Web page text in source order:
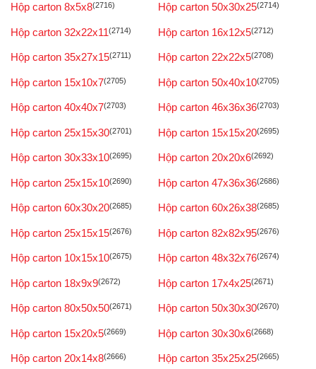
Hộp carton 8x5x8(2716) Hộp carton 50x30x25(2714)
Hộp carton 32x22x11(2714) Hộp carton 16x12x5(2712)
Hộp carton 35x27x15(2711) Hộp carton 22x22x5(2708)
Hộp carton 15x10x7(2705) Hộp carton 50x40x10(2705)
Hộp carton 40x40x7(2703) Hộp carton 46x36x36(2703)
Hộp carton 25x15x30(2701) Hộp carton 15x15x20(2695)
Hộp carton 30x33x10(2695) Hộp carton 20x20x6(2692)
Hộp carton 25x15x10(2690) Hộp carton 47x36x36(2686)
Hộp carton 60x30x20(2685) Hộp carton 60x26x38(2685)
Hộp carton 25x15x15(2676) Hộp carton 82x82x95(2676)
Hộp carton 10x15x10(2675) Hộp carton 48x32x76(2674)
Hộp carton 18x9x9(2672) Hộp carton 17x4x25(2671)
Hộp carton 80x50x50(2671) Hộp carton 50x30x30(2670)
Hộp carton 15x20x5(2669) Hộp carton 30x30x6(2668)
Hộp carton 20x14x8(2666) Hộp carton 35x25x25(2665)